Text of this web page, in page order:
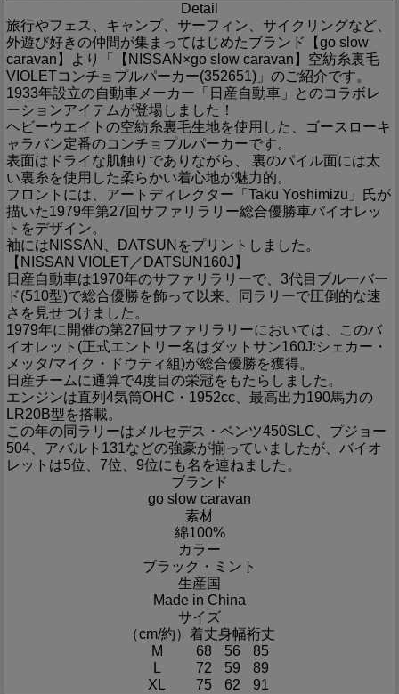
Detail
旅行やフェス、キャンプ、サーフィン、サイクリングなど、
外遊び好きの仲間が集まってはじめたブランド【go slow
caravan】より「【NISSAN×go slow caravan】空紡糸裏毛
VIOLETコンチョプルパーカー(352651)」のご紹介です。
1933年設立の自動車メーカー「日産自動車」とのコラボレ
ーションアイテムが登場しました！
ヘビーウエイトの空紡糸裏毛生地を使用した、ゴースローキ
ャラバン定番のコンチョプルパーカーです。
表面はドライな肌触りでありながら、 裏のパイル面には太
い裏糸を使用した柔らかい着心地が魅力的。
フロントには、アートディレクター「Taku Yoshimizu」氏が
描いた1979年第27回サファリラリー総合優勝車バイオレッ
トをデザイン。
袖にはNISSAN、DATSUNをプリントしました。
【NISSAN VIOLET／DATSUN160J】
日産自動車は1970年のサファリラリーで、3代目ブルーバー
ド(510型)で総合優勝を飾って以来、同ラリーで圧倒的な速
さを見せつけました。
1979年に開催の第27回サファリラリーにおいては、このバ
イオレット(正式エントリー名はダットサン160J:シェカー・
メッタ/マイク・ドウティ組)が総合優勝を獲得。
日産チームに通算で4度目の栄冠をもたらしました。
エンジンは直列4気筒OHC・1952cc、最高出力190馬力の
LR20B型を搭載。
この年の同ラリーはメルセデス・ベンツ450SLC、プジョー
504、アバルト131などの強豪が揃っていましたが、バイオ
レットは5位、7位、9位にも名を連ねました。
ブランド
go slow caravan
素材
綿100%
カラー
ブラック・ミント
生産国
Made in China
サイズ
（cm/約） 着丈身幅裄丈
M
68 56
85
L
72 59
89
XL
75 62 91